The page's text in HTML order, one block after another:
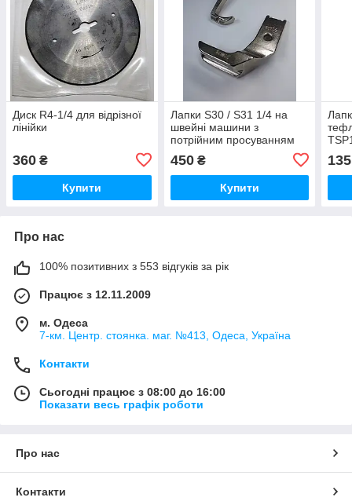
Диск R4-1/4 для відрізної
лінійки
360 ₴
Купити
Лапки S30 / S31 1/4 на
швейні машини з
потрійним просуванням
450₴
Купити
135
Про нас
100% позитивних з 553 відгуків за рік
Працює з 12.11.2009
м. Одеса
7-км. Центр. стоянка. маг. №413, Одеса, Україна
Контакти
Сьогодні працює з 08:00 до 16:00
Показати весь графік роботи
Про нас
Контакти